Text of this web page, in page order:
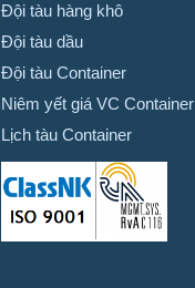
Đội tàu hàng khô
Đội tàu dầu
Đội tàu Container
Niêm yết giá VC Container
Lịch tàu Container